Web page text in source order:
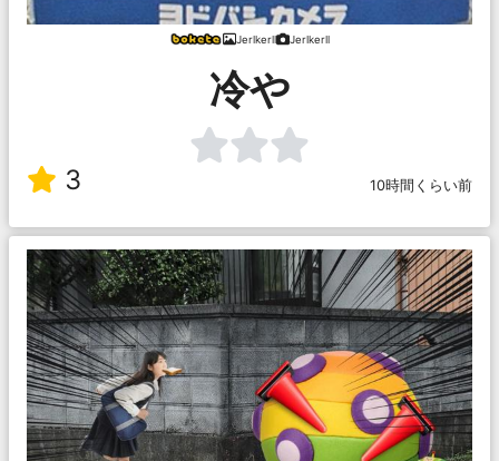
Jerlkerll Jerlkerll
冷や
3 10時間くらい前